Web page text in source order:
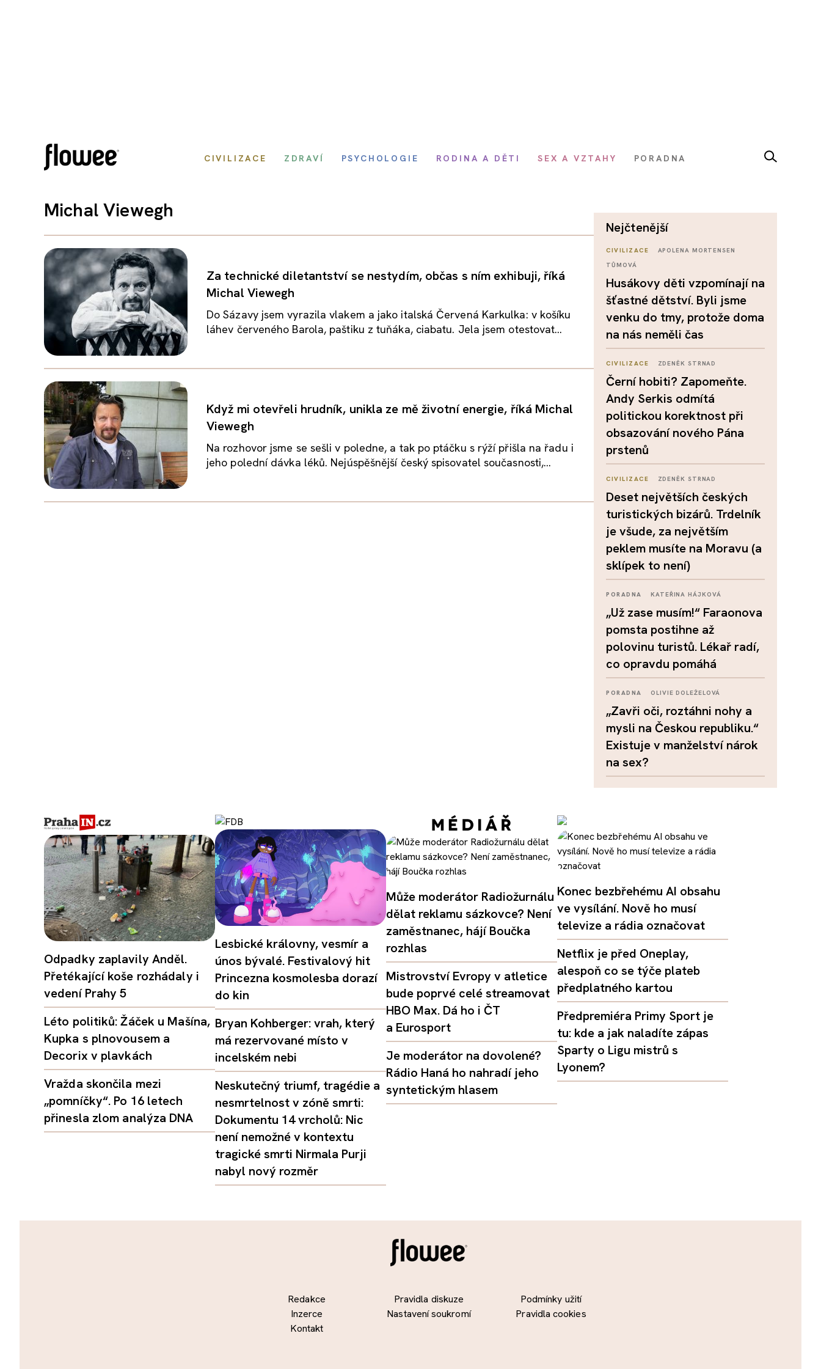
CIVILIZACE ZDRAVÍ PSYCHOLOGIE RODINA A DĚTI SEX A VZTAHY PORADNA
Michal Viewegh
Za technické diletantství se nestydím, občas s ním exhibuji, říká
Michal Viewegh
Do Sázavy jsem vyrazila vlakem a jako italská Červená Karkulka: v košíku
láhev červeného Barola, paštiku z tuňáka, ciabatu. Jela jsem otestovat...
Když mi otevřeli hrudník, unikla ze mě životní energie, říká Michal
Viewegh
Na rozhovor jsme se sešli v poledne, a tak po ptáčku s rýží přišla na řadu i
jeho polední dávka léků. Nejúspěšnější český spisovatel současnosti,...
nejčtenější
CIVILIZACE
APOLENA MORTENSEN
TŮMOVÁ
Husákovy děti vzpomínají na
šťastné dětství. Byli jsme
venku do tmy, protože doma
na nás neměli čas
CIVILIZACE ZDENĚK STRNAD
Černí hobiti? Zapomeňte.
Andy Serkis odmítá
politickou korektnost při
obsazování nového Pána
prstenů
CIVILIZACE ZDENĚK STRNAD
Deset největších českých
turistických bizárů. Trdelník
je všude, za největším
peklem musíte na Moravu (a
sklípek to není)
PORADNA KATEŘINA HÁJKOVÁ
„Už zase musím!“ Faraonova
pomsta postihne až
polovinu turistů. Lékař radí,
co opravdu pomáhá
PORADNA OLIVIE DOLEŽELOVÁ
„Zavři oči, roztáhni nohy a
mysli na Českou republiku.“
Existuje v manželství nárok
na sex?
Odpadky zaplavily Anděl.
Přetékající koše rozhádaly i
vedení Prahy 5
Léto politiků: Žáček u Mašína,
Kupka s plnovousem a
Decorix v plavkách
Vražda skončila mezi
„pomníčky“. Po 16 letech
přinesla zlom analýza DNA
Lesbické královny, vesmír a
únos bývalé. Festivalový hit
Princezna kosmolesba dorazí
do kin
Bryan Kohberger: vrah, který
má rezervované místo v
incelském nebi
Neskutečný triumf, tragédie a
nesmrtelnost v zóně smrti:
Dokumentu 14 vrcholů: Nic
není nemožné v kontextu
tragické smrti Nirmala Purji
nabyl nový rozměr
Může moderátor Radiožurnálu
dělat reklamu sázkovce? Není
zaměstnanec, hájí Boučka
rozhlas
Mistrovství Evropy v atletice
bude poprvé celé streamovat
HBO Max. Dá ho i ČT
a Eurosport
Je moderátor na dovolené?
Rádio Haná ho nahradí jeho
syntetickým hlasem
Konec bezbřehému AI obsahu
ve vysílání. Nově ho musí
televize a rádia označovat
Netflix je před Oneplay,
alespoň co se týče plateb
předplatného kartou
Předpremiéra Primy Sport je
tu: kde a jak naladíte zápas
Sparty o Ligu mistrů s
Lyonem?
Redakce
Inzerce
Kontakt
Pravidla diskuze
Nastavení soukromí
Podmínky užití
Pravidla cookies